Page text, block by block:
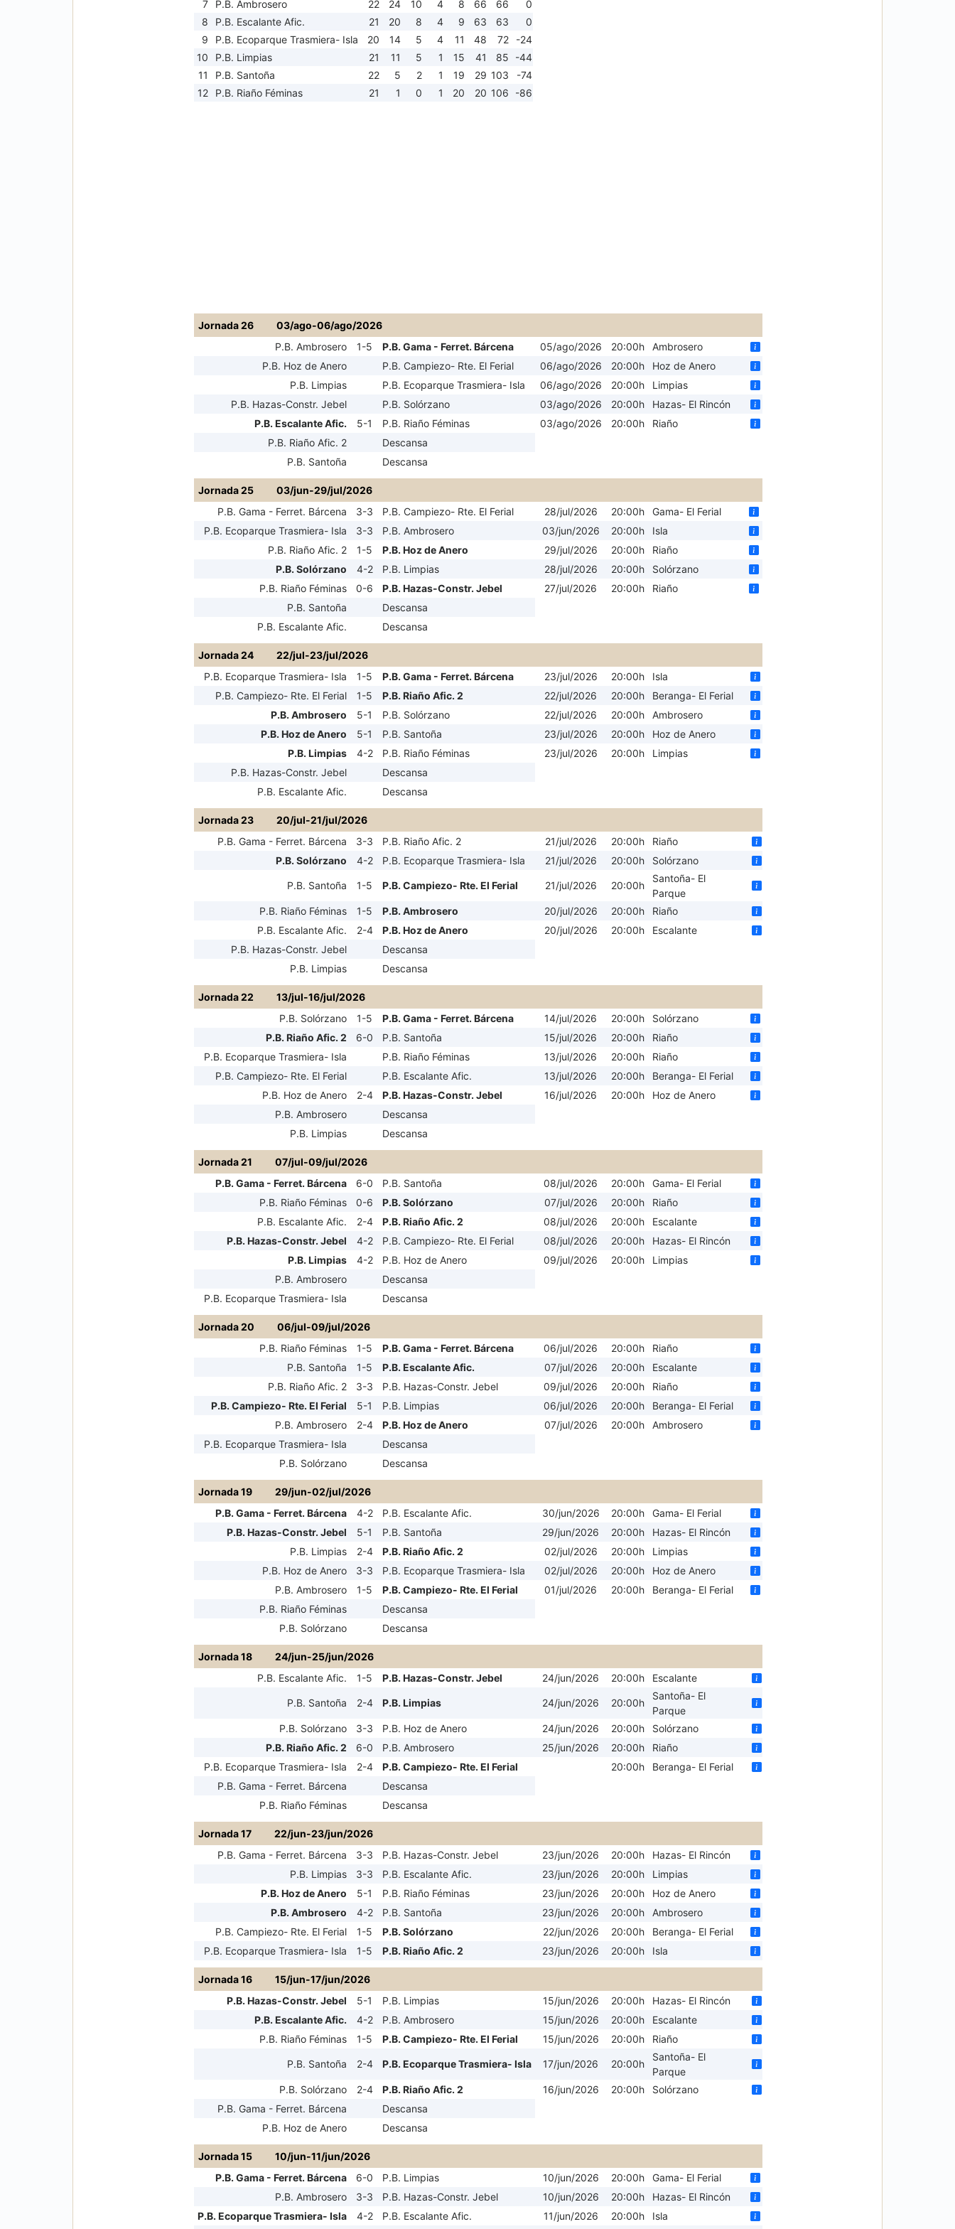
7
P.B. Ambrosero 22 24 10 4 8 66 66
0
8
P.B. Escalante Afic. 21 20 8 4 9 63 63
0
9
P.B. Ecoparque Trasmiera- Isla 20 14 5 4 11 48 72
-24
10
P.B. Limpias 21 11 5 1 15 41 85
-44
11
P.B. Santoña 22 5 2 1 19 29 103
-74
12
P.B. Riaño Féminas 21 1 0 1 20 20 106 -86
Jornada 26
03/ago-06/ago/2026
P.B. Ambrosero
1-5 P.B. Gama - Ferret. Bárcena 05/ago/2026 20:00h
Ambrosero
P.B. Hoz de Anero
P.B. Campiezo- Rte. El Ferial 06/ago/2026 20:00h
Hoz de Anero
P.B. Limpias
P.B. Ecoparque Trasmiera- Isla 06/ago/2026 20:00h
Limpias
P.B. Hazas-Constr. Jebel
P.B. Solórzano 03/ago/2026 20:00h
Hazas- El Rincón
P.B. Escalante Afic.
5-1 P.B. Riaño Féminas 03/ago/2026 20:00h
Riaño
P.B. Riaño Afic. 2
Descansa
P.B. Santoña
Descansa
Jornada 25
03/jun-29/jul/2026
P.B. Gama - Ferret. Bárcena
3-3 P.B. Campiezo- Rte. El Ferial 28/jul/2026 20:00h
Gama- El Ferial
P.B. Ecoparque Trasmiera- Isla
3-3 P.B. Ambrosero 03/jun/2026 20:00h
Isla
P.B. Riaño Afic. 2
1-5 P.B. Hoz de Anero 29/jul/2026 20:00h
Riaño
P.B. Solórzano
4-2 P.B. Limpias 28/jul/2026 20:00h
Solórzano
P.B. Riaño Féminas
0-6 P.B. Hazas-Constr. Jebel 27/jul/2026 20:00h
Riaño
P.B. Santoña
Descansa
P.B. Escalante Afic.
Descansa
Jornada 24
22/jul-23/jul/2026
P.B. Ecoparque Trasmiera- Isla
1-5 P.B. Gama - Ferret. Bárcena 23/jul/2026 20:00h
Isla
P.B. Campiezo- Rte. El Ferial
1-5 P.B. Riaño Afic. 2 22/jul/2026 20:00h
Beranga- El Ferial
P.B. Ambrosero
5-1 P.B. Solórzano 22/jul/2026 20:00h
Ambrosero
P.B. Hoz de Anero
5-1 P.B. Santoña 23/jul/2026 20:00h
Hoz de Anero
P.B. Limpias
4-2 P.B. Riaño Féminas 23/jul/2026 20:00h
Limpias
P.B. Hazas-Constr. Jebel
Descansa
P.B. Escalante Afic.
Descansa
Jornada 23
20/jul-21/jul/2026
P.B. Gama - Ferret. Bárcena
3-3 P.B. Riaño Afic. 2 21/jul/2026 20:00h
Riaño
P.B. Solórzano
4-2 P.B. Ecoparque Trasmiera- Isla 21/jul/2026 20:00h Solórzano
P.B. Santoña 1-5 P.B. Campiezo- Rte. El Ferial 21/jul/2026 20:00h
Santoña- El
Parque
P.B. Riaño Féminas
1-5 P.B. Ambrosero 20/jul/2026 20:00h
Riaño
P.B. Escalante Afic.
2-4 P.B. Hoz de Anero 20/jul/2026 20:00h
Escalante
P.B. Hazas-Constr. Jebel
Descansa
P.B. Limpias
Descansa
Jornada 22
13/jul-16/jul/2026
P.B. Solórzano
1-5 P.B. Gama - Ferret. Bárcena 14/jul/2026 20:00h
Solórzano
P.B. Riaño Afic. 2
6-0 P.B. Santoña 15/jul/2026 20:00h
Riaño
P.B. Ecoparque Trasmiera- Isla
P.B. Riaño Féminas 13/jul/2026 20:00h
Riaño
P.B. Campiezo- Rte. El Ferial
P.B. Escalante Afic. 13/jul/2026 20:00h
Beranga- El Ferial
P.B. Hoz de Anero
2-4 P.B. Hazas-Constr. Jebel 16/jul/2026 20:00h
Hoz de Anero
P.B. Ambrosero
Descansa
P.B. Limpias
Descansa
Jornada 21
07/jul-09/jul/2026
P.B. Gama - Ferret. Bárcena
6-0 P.B. Santoña 08/jul/2026 20:00h
Gama- El Ferial
P.B. Riaño Féminas
0-6 P.B. Solórzano 07/jul/2026 20:00h
Riaño
P.B. Escalante Afic.
2-4 P.B. Riaño Afic. 2 08/jul/2026 20:00h
Escalante
P.B. Hazas-Constr. Jebel
4-2 P.B. Campiezo- Rte. El Ferial 08/jul/2026 20:00h
Hazas- El Rincón
P.B. Limpias
4-2 P.B. Hoz de Anero 09/jul/2026 20:00h
Limpias
P.B. Ambrosero
Descansa
P.B. Ecoparque Trasmiera- Isla
Descansa
Jornada 20
06/jul-09/jul/2026
P.B. Riaño Féminas
1-5 P.B. Gama - Ferret. Bárcena 06/jul/2026 20:00h
Riaño
P.B. Santoña
1-5 P.B. Escalante Afic. 07/jul/2026 20:00h
Escalante
P.B. Riaño Afic. 2
3-3 P.B. Hazas-Constr. Jebel 09/jul/2026 20:00h
Riaño
P.B. Campiezo- Rte. El Ferial
5-1 P.B. Limpias 06/jul/2026 20:00h
Beranga- El Ferial
P.B. Ambrosero
2-4 P.B. Hoz de Anero 07/jul/2026 20:00h
Ambrosero
P.B. Ecoparque Trasmiera- Isla
Descansa
P.B. Solórzano
Descansa
Jornada 19
29/jun-02/jul/2026
P.B. Gama - Ferret. Bárcena
4-2 P.B. Escalante Afic. 30/jun/2026 20:00h
Gama- El Ferial
P.B. Hazas-Constr. Jebel
5-1 P.B. Santoña 29/jun/2026 20:00h
Hazas- El Rincón
P.B. Limpias
2-4 P.B. Riaño Afic. 2 02/jul/2026 20:00h
Limpias
P.B. Hoz de Anero
3-3 P.B. Ecoparque Trasmiera- Isla 02/jul/2026 20:00h
Hoz de Anero
P.B. Ambrosero
1-5 P.B. Campiezo- Rte. El Ferial 01/jul/2026 20:00h
Beranga- El Ferial
P.B. Riaño Féminas
Descansa
P.B. Solórzano
Descansa
Jornada 18
24/jun-25/jun/2026
P.B. Escalante Afic.
1-5 P.B. Hazas-Constr. Jebel 24/jun/2026 20:00h Escalante
P.B. Santoña 2-4 P.B. Limpias 24/jun/2026 20:00h
Santoña- El
Parque
P.B. Solórzano
3-3 P.B. Hoz de Anero 24/jun/2026 20:00h
Solórzano
P.B. Riaño Afic. 2
6-0 P.B. Ambrosero 25/jun/2026 20:00h
Riaño
P.B. Ecoparque Trasmiera- Isla
2-4 P.B. Campiezo- Rte. El Ferial 20:00h
Beranga- El Ferial
P.B. Gama - Ferret. Bárcena
Descansa
P.B. Riaño Féminas
Descansa
Jornada 17
22/jun-23/jun/2026
P.B. Gama - Ferret. Bárcena
3-3 P.B. Hazas-Constr. Jebel 23/jun/2026 20:00h
Hazas- El Rincón
P.B. Limpias
3-3 P.B. Escalante Afic. 23/jun/2026 20:00h
Limpias
P.B. Hoz de Anero
5-1 P.B. Riaño Féminas 23/jun/2026 20:00h
Hoz de Anero
P.B. Ambrosero
4-2 P.B. Santoña 23/jun/2026 20:00h
Ambrosero
P.B. Campiezo- Rte. El Ferial
1-5 P.B. Solórzano 22/jun/2026 20:00h
Beranga- El Ferial
P.B. Ecoparque Trasmiera- Isla
1-5 P.B. Riaño Afic. 2 23/jun/2026 20:00h Isla
Jornada 16
15/jun-17/jun/2026
P.B. Hazas-Constr. Jebel
5-1 P.B. Limpias 15/jun/2026 20:00h
Hazas- El Rincón
P.B. Escalante Afic.
4-2 P.B. Ambrosero 15/jun/2026 20:00h
Escalante
P.B. Riaño Féminas
1-5 P.B. Campiezo- Rte. El Ferial 15/jun/2026 20:00h Riaño
P.B. Santoña 2-4 P.B. Ecoparque Trasmiera- Isla 17/jun/2026 20:00h
Santoña- El
Parque
P.B. Solórzano
2-4 P.B. Riaño Afic. 2 16/jun/2026 20:00h
Solórzano
P.B. Gama - Ferret. Bárcena
Descansa
P.B. Hoz de Anero
Descansa
Jornada 15
10/jun-11/jun/2026
P.B. Gama - Ferret. Bárcena
6-0 P.B. Limpias 10/jun/2026 20:00h
Gama- El Ferial
P.B. Ambrosero
3-3 P.B. Hazas-Constr. Jebel 10/jun/2026 20:00h
Hazas- El Rincón
P.B. Ecoparque Trasmiera- Isla
4-2 P.B. Escalante Afic. 11/jun/2026 20:00h Isla